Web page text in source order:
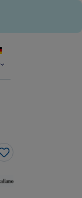
Like